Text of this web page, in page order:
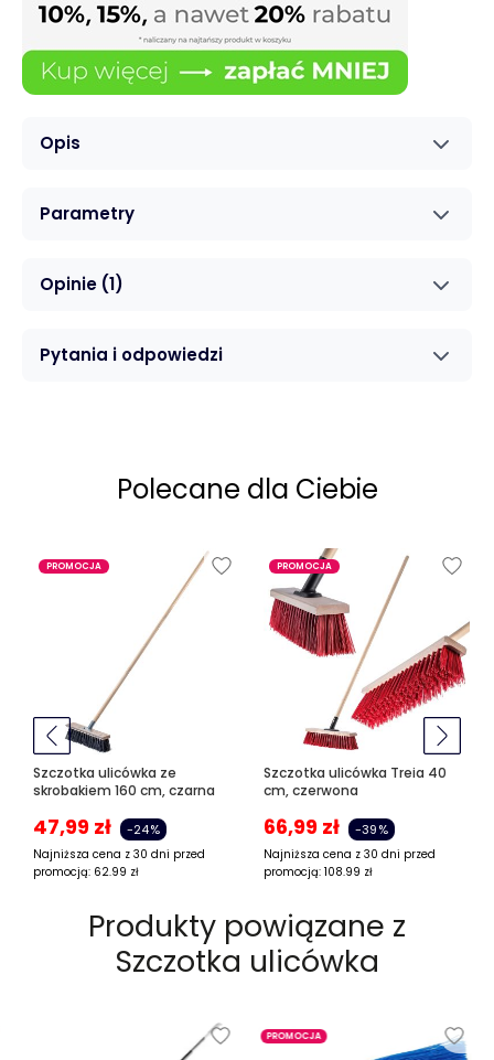
Opis
Parametry
Opinie (1)
Pytania i odpowiedzi
Polecane dla Ciebie
PROMOCJA
Szczotka ulicówka ze
skrobakiem 160 cm, czarna
47,99 zł -24%
Najniższa cena z 30 dni przed
promocją: 62.99 zł
PROMOCJA
Szczotka ulicówka Treia 40
cm, czerwona
66,99 zł -39%
Najniższa cena z 30 dni przed
promocją: 108.99 zł
Produkty powiązane z
Szczotka ulicówka
PROMOCJA